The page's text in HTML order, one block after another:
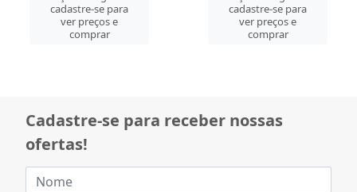
cadastre-se para
ver preços e
comprar
cadastre-se para
ver preços e
comprar
Cadastre-se para receber nossas
ofertas!